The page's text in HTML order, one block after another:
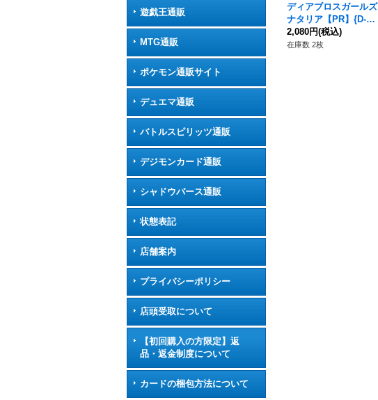
遊戯王通販
MTG通販
ポケモン通販サイト
デュエマ通販
バトルスピリッツ通販
デジモンカード通販
シャドウバース通販
状態表記
店舗案内
プライバシーポリシー
店頭受取について
【初回購入の方限定】返
品・返金制度について
カードの梱包方法について
ディアブロスガールズ
ナタリア【PR】{D-P
R/737}《ダークステイ
ツ》
2,080円(税込)
在庫数 2枚